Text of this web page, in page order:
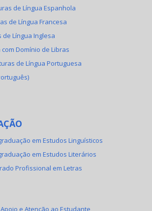
de Língua Espanhola
de Língua Francesa
Língua Inglesa
Domínio de Libras
de Língua Portuguesa
em Estudos Linguísticos
em Estudos Literários
Profissional em Letras
Apoio e Atenção ao Estudante